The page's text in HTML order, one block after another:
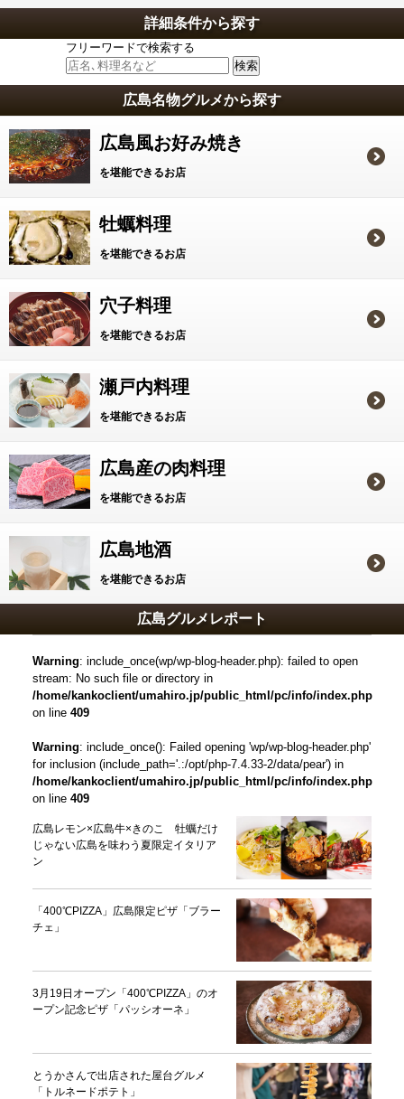
詳細条件から探す
フリーワードで検索する
広島名物グルメから探す
広島風お好み焼き
を堪能できるお店
牡蠣料理
を堪能できるお店
穴子料理
を堪能できるお店
瀬戸内料理
を堪能できるお店
広島産の肉料理
を堪能できるお店
広島地酒
を堪能できるお店
広島グルメレポート
Warning: include_once(wp/wp-blog-header.php): failed to open
stream: No such file or directory in
/home/kankoclient/umahiro.jp/public_html/pc/info/index.php
on line 409
Warning: include_once(): Failed opening 'wp/wp-blog-header.php'
for inclusion (include_path='.:/opt/php-7.4.33-2/data/pear') in
/home/kankoclient/umahiro.jp/public_html/pc/info/index.php
on line 409
広島レモン×広島牛×きのこ 牡蠣だけ
じゃない広島を味わう夏限定イタリア
ン
「400℃PIZZA」広島限定ピザ「ブラー
チェ」
3月19日オープン「400℃PIZZA」のオ
ープン記念ピザ「パッシオーネ」
とうかさんで出店された屋台グルメ
「トルネードポテト」